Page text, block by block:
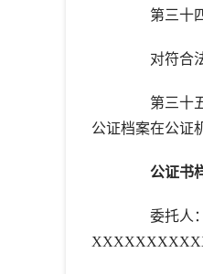
第三十四
对符合法
第三十五
公证档案在公证
公证书
委托人：